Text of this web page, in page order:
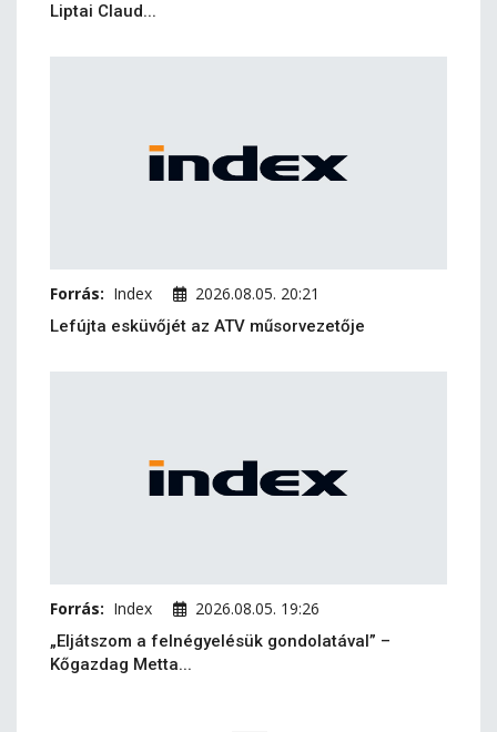
Liptai Claud...
Forrás: Index 2026.08.05. 20:21
Lefújta esküvőjét az ATV műsorvezetője
Forrás: Index 2026.08.05. 19:26
„Eljátszom a felnégyelésük gondolatával” –
Kőgazdag Metta...